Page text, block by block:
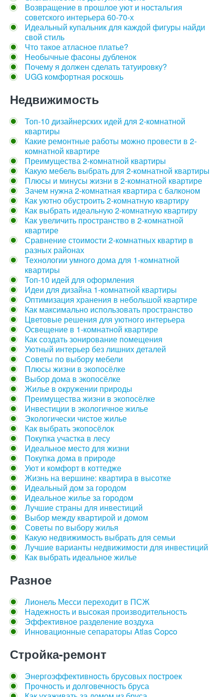
Возвращение в прошлое уют и ностальгия
советского интерьера 60-70-х
Идеальный купальник для каждой фигуры найди
свой стиль
Что такое атласное платье?
Необычные фасоны дубленок
Почему я должен сделать татуировку?
UGG комфортная роскошь
Недвижимость
Топ-10 дизайнерских идей для 2-комнатной
квартиры
Какие ремонтные работы можно провести в 2-
комнатной квартире
Преимущества 2-комнатной квартиры
Какую мебель выбрать для 2-комнатной квартиры
Плюсы и минусы жизни в 2-комнатной квартире
Зачем нужна 2-комнатная квартира с балконом
Как уютно обустроить 2-комнатную квартиру
Как выбрать идеальную 2-комнатную квартиру
Как увеличить пространство в 2-комнатной
квартире
Сравнение стоимости 2-комнатных квартир в
разных районах
Технологии умного дома для 1-комнатной
квартиры
Топ-10 идей для оформления
Идеи для дизайна 1-комнатной квартиры
Оптимизация хранения в небольшой квартире
Как максимально использовать пространство
Цветовые решения для уютного интерьера
Освещение в 1-комнатной квартире
Как создать зонирование помещения
Уютный интерьер без лишних деталей
Советы по выбору мебели
Плюсы жизни в экопосёлке
Выбор дома в экопосёлке
Жилье в окружении природы
Преимущества жизни в экопосёлке
Инвестиции в экологичное жилье
Экологически чистое жилье
Как выбрать экопосёлок
Покупка участка в лесу
Идеальное место для жизни
Покупка дома в природе
Уют и комфорт в коттедже
Жизнь на вершине: квартира в высотке
Идеальный дом за городом
Идеальное жилье за городом
Лучшие страны для инвестиций
Выбор между квартирой и домом
Советы по выбору жилья
Какую недвижимость выбрать для семьи
Лучшие варианты недвижимости для инвестиций
Как выбрать идеальное жилье
Разное
Лионель Месси переходит в ПСЖ
Надежность и высокая производительность
Эффективное разделение воздуха
Инновационные сепараторы Atlas Copco
Стройка-ремонт
Энергоэффективность брусовых построек
Прочность и долговечность бруса